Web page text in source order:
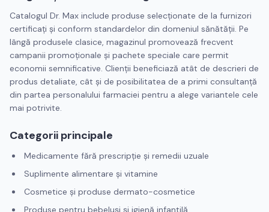
Catalogul Dr. Max include produse selecționate de la furnizori
certificați și conform standardelor din domeniul sănătății. Pe
lângă produsele clasice, magazinul promovează frecvent
campanii promoționale și pachete speciale care permit
economii semnificative. Clienții beneficiază atât de descrieri de
produs detaliate, cât și de posibilitatea de a primi consultanță
din partea personalului farmaciei pentru a alege variantele cele
mai potrivite.
Categorii principale
Medicamente fără prescripție și remedii uzuale
Suplimente alimentare și vitamine
Cosmetice și produse dermato-cosmetice
Produse pentru bebeluși și igienă infantilă